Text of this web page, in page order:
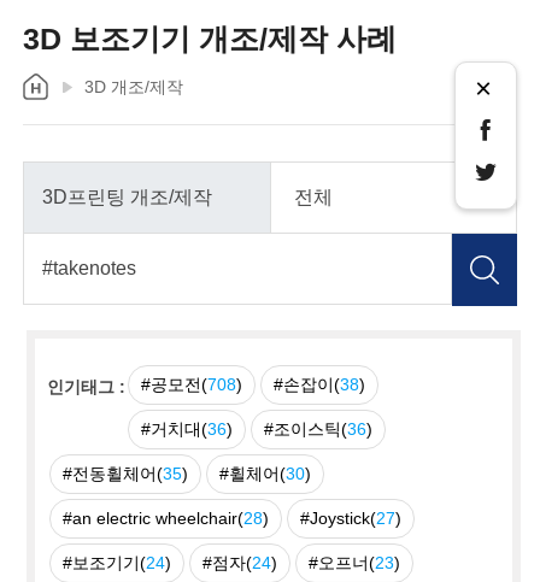
3D 보조기기 개조/제작 사례
3D 개조/제작 ×
인기태그 : #공모전(708) #손잡이(38)
#거치대(36) #조이스틱(36)
#전동휠체어(35) #휠체어(30)
#an electric wheelchair(28) #Joystick(27)
#보조기기(24) #점자(24) #오프너(23)